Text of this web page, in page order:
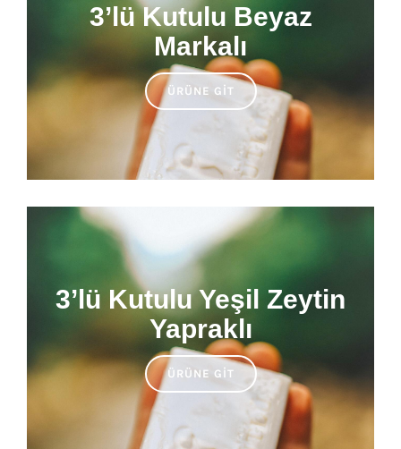
3’lü Kutulu Beyaz
Markalı
ÜRÜNE GIT
3’lü Kutulu Yeşil Zeytin
Yapraklı
ÜRÜNE GIT